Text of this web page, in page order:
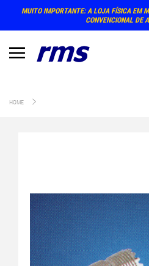
MUITO IMPORTANTE: A LOJA FÍSICA EM
CONVENCIONAL DE
HOME